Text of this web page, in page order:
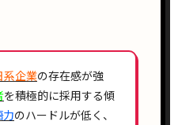
系企業の存在感が強
を積極的に採用する傾
のハードルが低く、